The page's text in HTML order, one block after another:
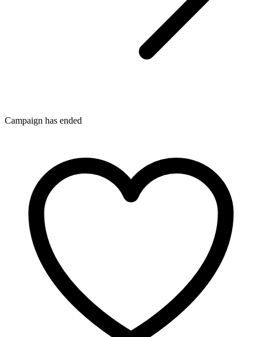
Campaign has ended